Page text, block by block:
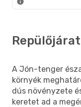
A Jón-tenger
környék
dús növényzete
keretet ad a